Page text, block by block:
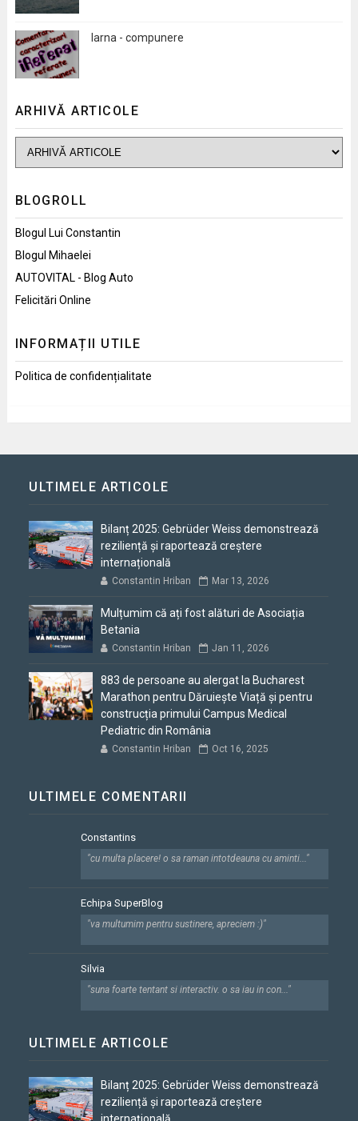
Iarna - compunere
ARHIVĂ ARTICOLE
BLOGROLL
Blogul Lui Constantin
Blogul Mihaelei
AUTOVITAL - Blog Auto
Felicitări Online
INFORMAȚII UTILE
Politica de confidențialitate
ULTIMELE ARTICOLE
Bilanț 2025: Gebrüder Weiss demonstrează
reziliență și raportează creștere
internațională
Constantin Hriban Mar 13, 2026
Mulțumim că ați fost alături de Asociația
Betania
Constantin Hriban Jan 11, 2026
883 de persoane au alergat la Bucharest
Marathon pentru Dăruiește Viață și pentru
construcția primului Campus Medical
Pediatric din România
Constantin Hriban Oct 16, 2025
ULTIMELE COMENTARII
Constantins
"cu multa placere! o sa raman intotdeauna cu aminti..."
Echipa SuperBlog
"va multumim pentru sustinere, apreciem :)"
Silvia
"suna foarte tentant si interactiv. o sa iau in con..."
ULTIMELE ARTICOLE
Bilanț 2025: Gebrüder Weiss demonstrează
reziliență și raportează creștere